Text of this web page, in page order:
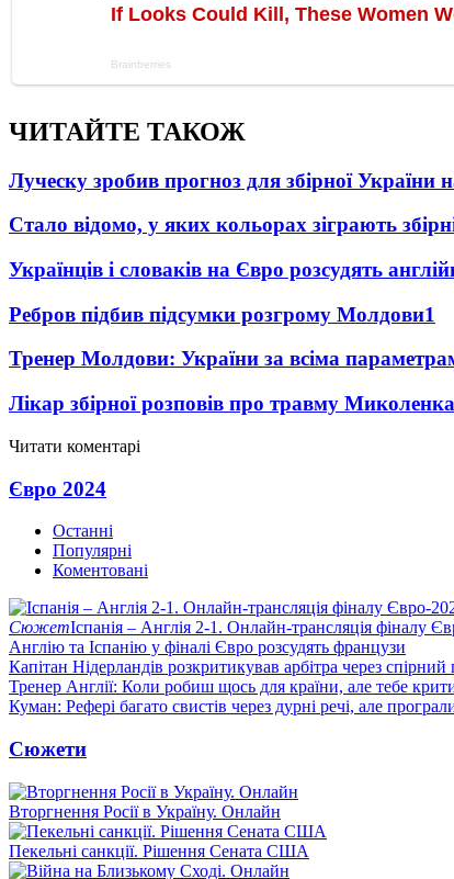
ЧИТАЙТЕ ТАКОЖ
Луческу зробив прогноз для збірної України
Стало відомо, у яких кольорах зіграють
Українців і словаків на Євро розсудять
Ребров підбив підсумки розгрому Молдови1
Тренер Молдови: України за всіма
Лікар збірної розповів про травму Миколенка
Читати коментарі
Євро 2024
Останні
Популярні
Коментовані
СюжетІспанія – Англія 2-1. Онлайн-трансляція фіналу
Англію та Іспанію у фіналі Євро розсудять французи
Капітан Нідерландів розкритикував арбітра через спірний
Тренер Англії: Коли робиш щось для країни, але тебе
Куман: Рефері багато свистів через дурні речі, але
Сюжети
Вторгнення Росії в Україну. Онлайн
Пекельні санкції. Рішення Сената США